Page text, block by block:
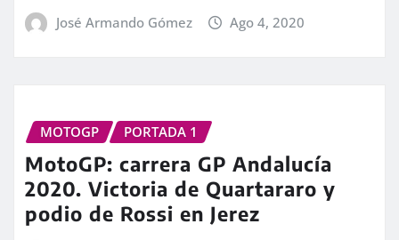
José Armando Gómez Ago 4, 2020
MOTOGP PORTADA 1
MotoGP: carrera GP Andalucía
2020. Victoria de Quartararo y
podio de Rossi en Jerez